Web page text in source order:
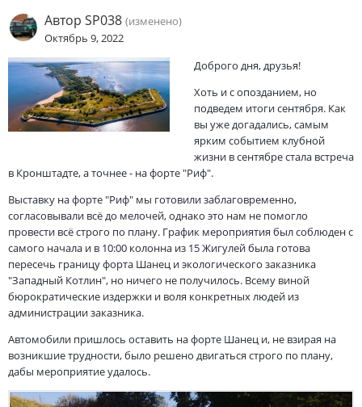
Автор SP038 (изменено)
Октябрь 9, 2022
Доброго дня, друзья!
Хоть и с опозданием, но
подведем итоги сентября. Как
вы уже догадались, самым
ярким событием клубной
жизни в сентябре стала встреча
в Кронштадте, а точнее - на форте "Риф".
Выставку на форте "Риф" мы готовили заблаговременно,
согласовывали всё до мелочей, однако это нам не помогло
провести всё строго по плану. График мероприятия был соблюден с
самого начала и в 10:00 колонна из 15 Жигулей была готова
пересечь границу форта Шанец и экологического заказника
"Западный Котлин", но ничего не получилось. Всему виной
бюрократические издержки и воля конкретных людей из
администрации заказника.
Автомобили пришлось оставить на форте Шанец и, не взирая на
возникшие трудности, было решено двигаться строго по плану,
дабы мероприятие удалось.